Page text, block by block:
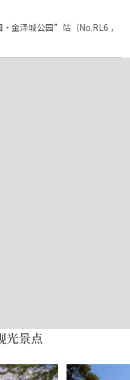
金泽城公园”站（No.RL6 ，
光景点